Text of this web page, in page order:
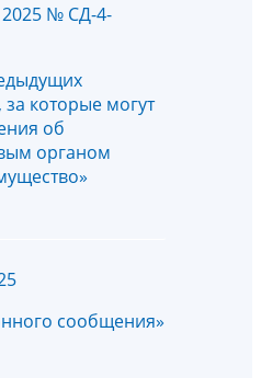
2025 № СД-4-
которые могут
об
органом
сообщения»